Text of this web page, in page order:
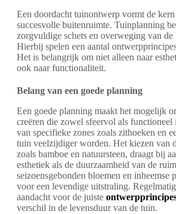
Een doordacht tuinontwerp vormt de kern
succesvolle buitenruimte. Tuinplanning
zorgvuldige schets en overweging van de
Hierbij spelen een aantal
Het is belangrijk om niet alleen naar
ook naar functionaliteit.
Belang van een goede planning
Een goede planning maakt het mogelijk
creëren die zowel sfeervol als functioneel
van specifieke zones zoals zithoeken en
tuin veelzijdiger worden. Het kiezen van
zoals bamboe en natuursteen, draagt bij
esthetiek als de duurzaamheid van de
seizoensgebonden bloemen en inheemse
voor een levendige uitstraling.
aandacht voor de juiste
verschil in de levensduur van de tuin.